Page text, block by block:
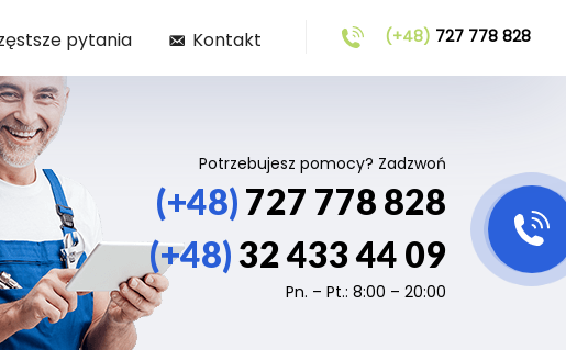
(+48) 727 778 828
pytania Kontakt
Potrzebujesz pomocy? Zadzwoń
(+48) 727 778 828
(+48) 32 433 44 09
Pn. – Pt.: 8:00 – 20:00